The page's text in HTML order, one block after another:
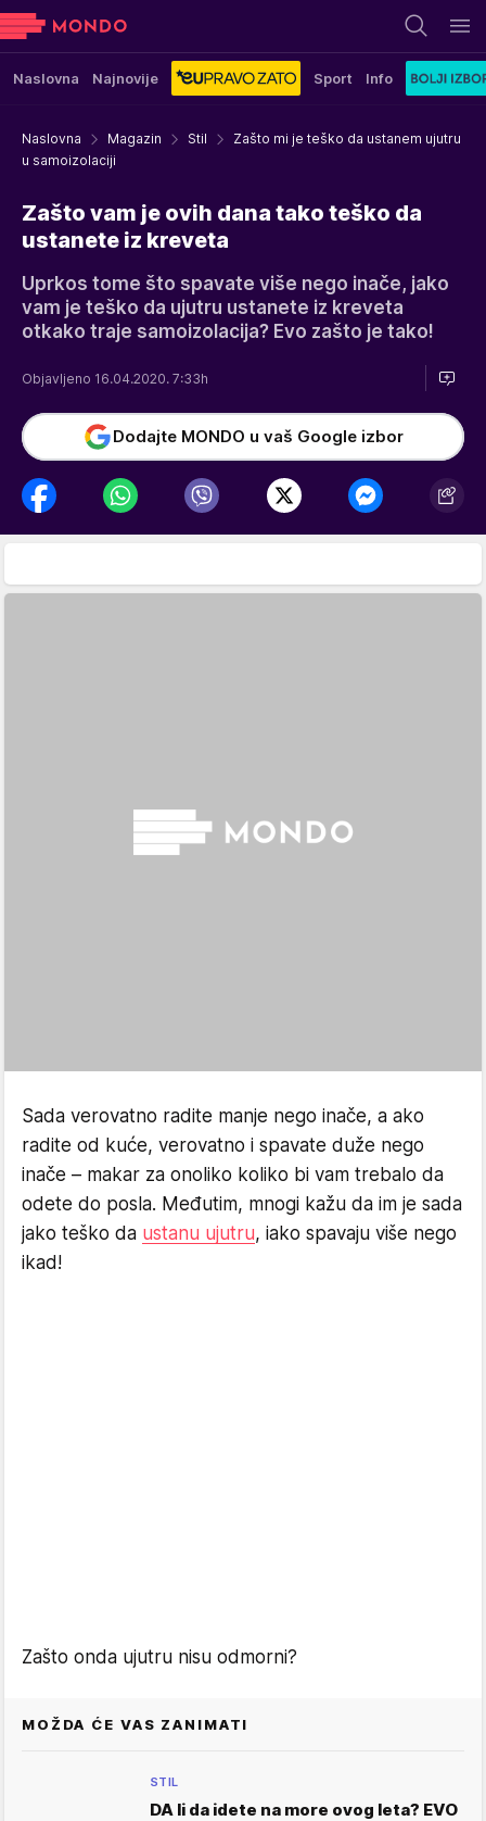
Naslovna Najnovije Sport Info
Naslovna Magazin Stil
Zašto mi je teško da ustanem ujutru
u samoizolaciji
Zašto vam je ovih dana tako teško da
ustanete iz kreveta
Uprkos tome što spavate više nego inače, jako
vam je teško da ujutru ustanete iz kreveta
otkako traje samoizolacija? Evo zašto je tako!
Objavljeno 16.04.2020. 7:33h
Dodajte MONDO u vaš Google izbor
Sada verovatno radite manje nego inače, a ako
radite od kuće, verovatno i spavate duže nego
inače – makar za onoliko koliko bi vam trebalo da
odete do posla. Međutim, mnogi kažu da im je sada
jako teško da ustanu ujutru, iako spavaju više nego
ikad!
Zašto onda ujutru nisu odmorni?
MOŽDA ĆE VAS ZANIMATI
STIL
DA li da idete na more ovog leta? EVO